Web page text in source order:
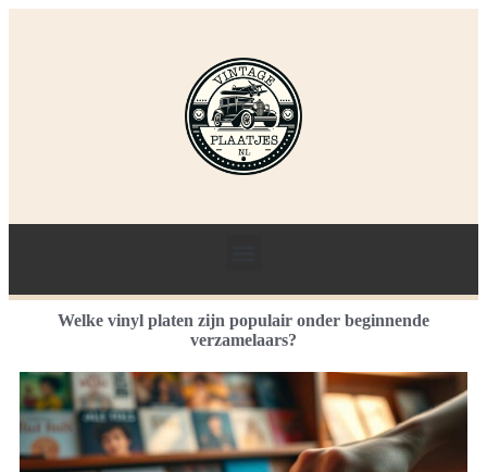
Welke vinyl platen zijn populair onder beginnende
verzamelaars?